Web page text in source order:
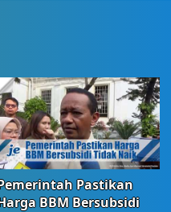
Pastikan
BBM Bersubsidi